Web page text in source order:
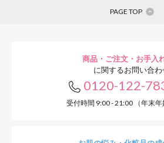
PAGE TOP
商品・ご注文・お手入
に関するお問い合わ
0120-122-
受付時間 9:00 - 21:00 （年末年